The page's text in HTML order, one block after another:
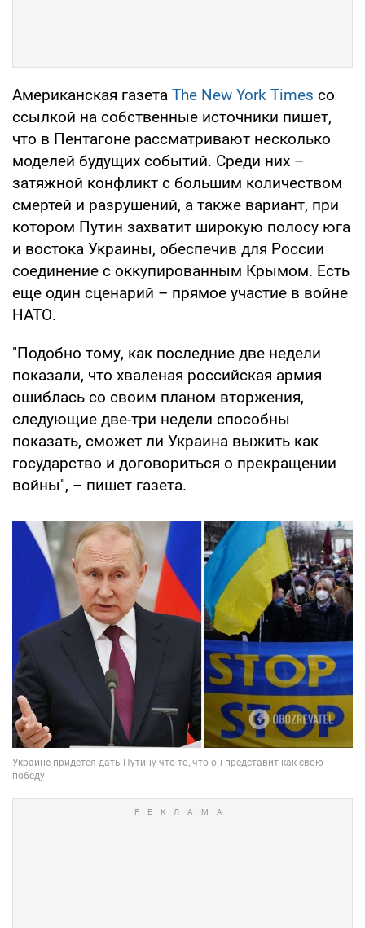
Американская газета The New York Times со
ссылкой на собственные источники пишет,
что в Пентагоне рассматривают несколько
моделей будущих событий. Среди них –
затяжной конфликт с большим количеством
смертей и разрушений, а также вариант, при
котором Путин захватит широкую полосу юга
и востока Украины, обеспечив для России
соединение с оккупированным Крымом. Есть
еще один сценарий – прямое участие в войне
НАТО.
"Подобно тому, как последние две недели
показали, что хваленая российская армия
ошиблась со своим планом вторжения,
следующие две-три недели способны
показать, сможет ли Украина выжить как
государство и договориться о прекращении
войны", – пишет газета.